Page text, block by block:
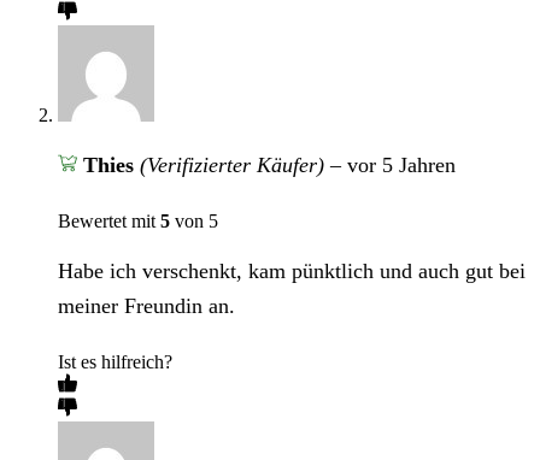
Thies (Verifizierter Käufer) – vor 5 Jahren
Bewertet mit 5 von 5
Habe ich verschenkt, kam pünktlich und auch gut bei
meiner Freundin an.
Ist es hilfreich?